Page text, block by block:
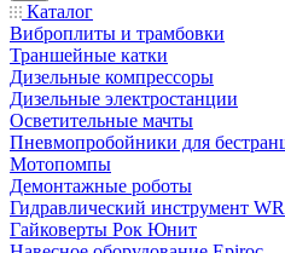
Каталог
Виброплиты и трамбовки
Траншейные катки
Дизельные компрессоры
Дизельные электростанции
Осветительные мачты
Пневмопробойники для
Мотопомпы
Демонтажные роботы
Гидравлический инструмент
Гайковерты Рок Юнит